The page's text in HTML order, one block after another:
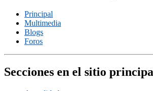
Principal
Multimedia
Blogs
Foros
Secciones en el sitio